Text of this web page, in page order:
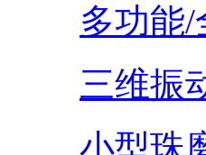
多功能
三维振
小型珠